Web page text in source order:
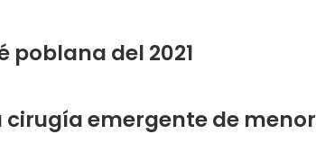
poblana del 2021
cirugía emergente de menor